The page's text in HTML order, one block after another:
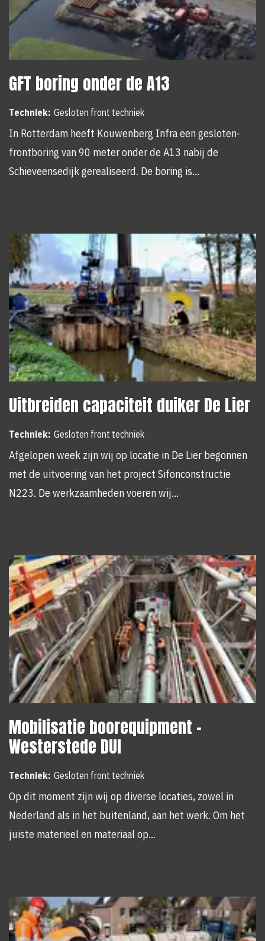
GFT boring onder de A13
Techniek: Gesloten front techniek
In Rotterdam heeft Kouwenberg Infra een gesloten-
frontboring van 90 meter onder de A13 nabij de
Schieveensedijk gerealiseerd. De boring is…
Uitbreiden capaciteit duiker De Lier
Techniek: Gesloten front techniek
Afgelopen week zijn wij op locatie in De Lier begonnen
met de uitvoering van het project Sifonconstructie
N223. De werkzaamheden voeren wij…
Mobilisatie boorequipment -
Westerstede DUI
Techniek: Gesloten front techniek
Op dit moment zijn wij op diverse locaties, zowel in
Nederland als in het buitenland, aan het werk. Om het
juiste materieel en materiaal op…